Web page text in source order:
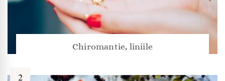
Chiromantie, liniile